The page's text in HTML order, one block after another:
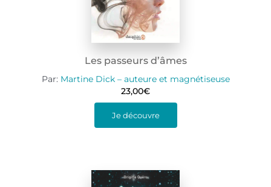
Les passeurs d’âmes
Par: Martine Dick – auteure et magnétiseuse
23,00€
Je découvre